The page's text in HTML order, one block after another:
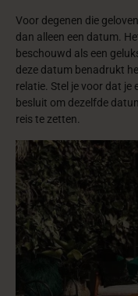
Voor degenen die
dan alleen een datum.
beschouwd als een
deze datum benadrukt
relatie. Stel je voor dat je
besluit om dezelfde
reis te zetten.